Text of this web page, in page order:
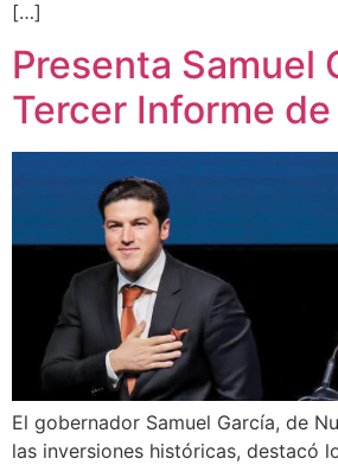
[…]
Presenta Samuel
Tercer Informe
El gobernador Samuel García, de
las inversiones históricas, destacó